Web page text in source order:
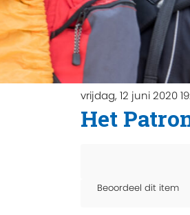
vrijdag, 12 juni 2020
Het
Beoordeel dit item